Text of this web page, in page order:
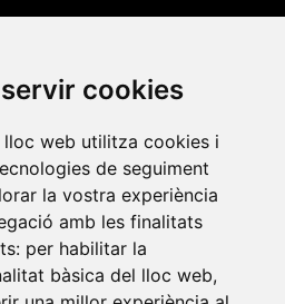
cookies
lloc web utilitza cookies i
de seguiment
la vostra experiència
amb les finalitats
per habilitar la
bàsica del lloc web,
local 10
s/n
Plana